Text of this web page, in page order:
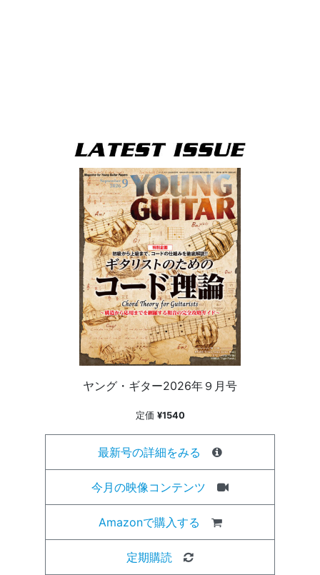
ヤング・ギター2026年９月号
定価 ¥1540
最新号の詳細をみる
今月の映像コンテンツ
Amazonで購入する
定期購読